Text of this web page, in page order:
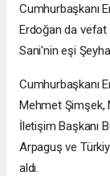
Cumhurbaşkanı
Erdoğan da vefat
Sani'nin eşi
Cumhurbaşkanı
Mehmet Şimşek,
İletişim Başkanı
Arpaguş ve
aldı.